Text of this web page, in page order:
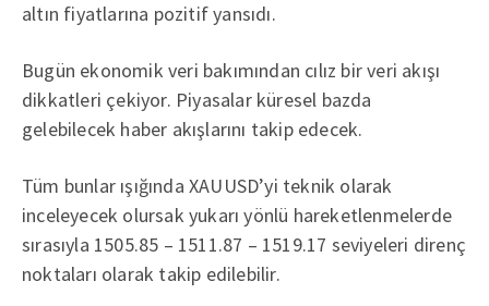
altın fiyatlarına pozitif yansıdı.
Bugün ekonomik veri bakımından cılız bir veri akışı
dikkatleri çekiyor. Piyasalar küresel bazda
gelebilecek haber akışlarını takip edecek.
Tüm bunlar ışığında XAUUSD’yi teknik olarak
inceleyecek olursak yukarı yönlü hareketlenmelerde
sırasıyla 1505.85 – 1511.87 – 1519.17 seviyeleri direnç
noktaları olarak takip edilebilir.